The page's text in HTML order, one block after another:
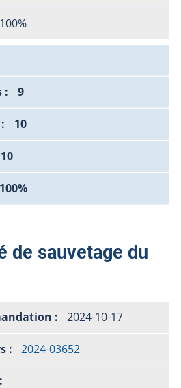
100%
9
10
10
100%
de sauvetage du
2024-10-17
2024-03652